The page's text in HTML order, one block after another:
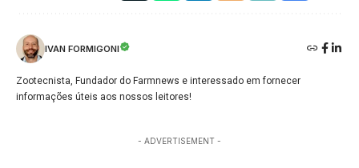
IVAN FORMIGONI
Zootecnista, Fundador do Farmnews e interessado em fornecer
informações úteis aos nossos leitores!
- ADVERTISEMENT -